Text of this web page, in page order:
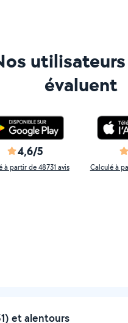
évaluent
4,6/5
à partir de 48731 avis Calculé à
et alentours